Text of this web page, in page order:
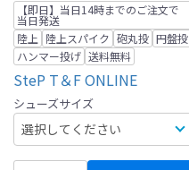
【即日】当日14時までのご注文で
当日発送
陸上 陸上スパイク 砲丸投 円盤投
ハンマー投げ 送料無料
SteP T＆F ONLINE
シューズサイズ